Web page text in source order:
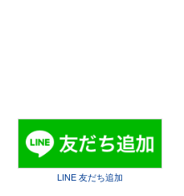
LINE 友だち追加